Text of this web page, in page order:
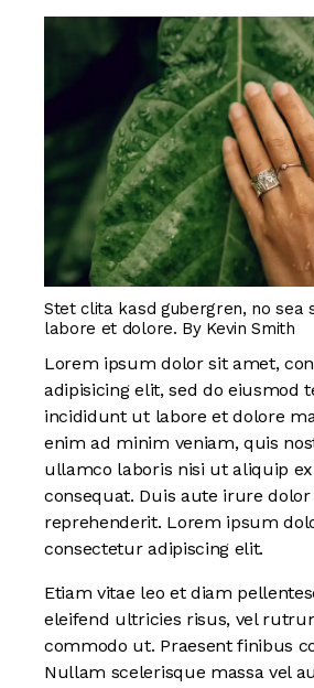
Stet clita kasd gubergren, no sea
labore et dolore. By Kevin Smith
Lorem ipsum dolor sit amet,
adipisicing elit, sed do eiusmod
incididunt ut labore et dolore
enim ad minim veniam, quis
ullamco laboris nisi ut aliquip
consequat. Duis aute irure dolor
reprehenderit. Lorem ipsum
consectetur adipiscing elit.
Etiam vitae leo et diam
eleifend ultricies risus, vel
commodo ut. Praesent finibus
Nullam scelerisque massa vel